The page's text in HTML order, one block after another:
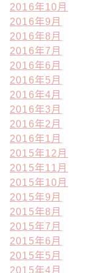
2016年10月
2016年9月
2016年8月
2016年7月
2016年6月
2016年5月
2016年4月
2016年3月
2016年2月
2016年1月
2015年12月
2015年11月
2015年10月
2015年9月
2015年8月
2015年7月
2015年6月
2015年5月
2015年4月